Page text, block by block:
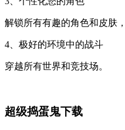
解锁所有有趣的角色和皮肤
4、极好的环境中的战斗
穿越所有世界和竞技场。
超级捣蛋鬼下载